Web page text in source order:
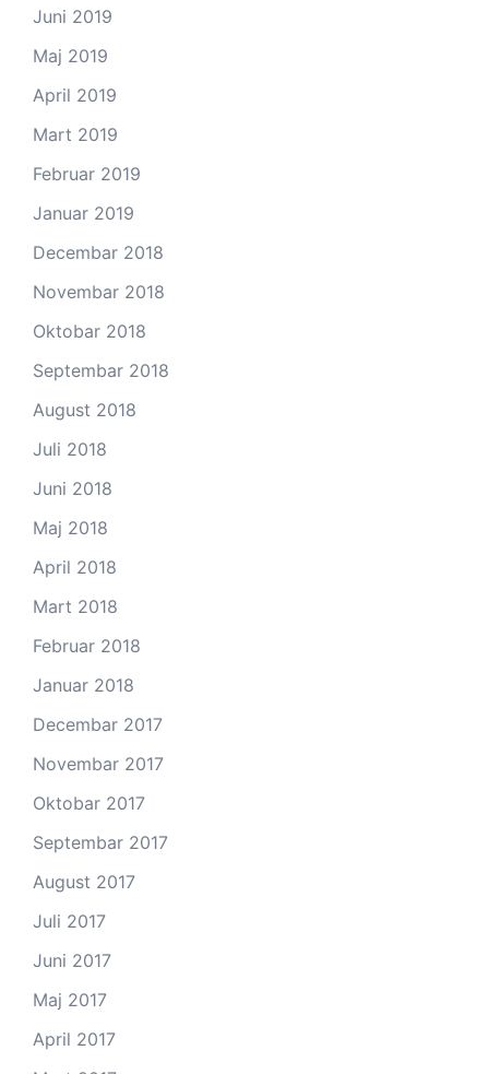
Juni 2019
Maj 2019
April 2019
Mart 2019
Februar 2019
Januar 2019
Decembar 2018
Novembar 2018
Oktobar 2018
Septembar 2018
August 2018
Juli 2018
Juni 2018
Maj 2018
April 2018
Mart 2018
Februar 2018
Januar 2018
Decembar 2017
Novembar 2017
Oktobar 2017
Septembar 2017
August 2017
Juli 2017
Juni 2017
Maj 2017
April 2017